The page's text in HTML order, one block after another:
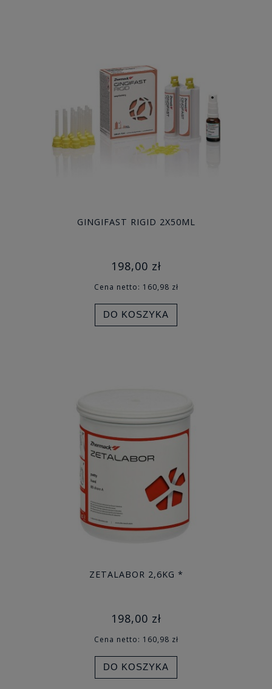
GINGIFAST RIGID 2X50ML
198,00 zł
Cena netto: 160,98 zł
DO KOSZYKA
ZETALABOR 2,6KG *
198,00 zł
Cena netto: 160,98 zł
DO KOSZYKA